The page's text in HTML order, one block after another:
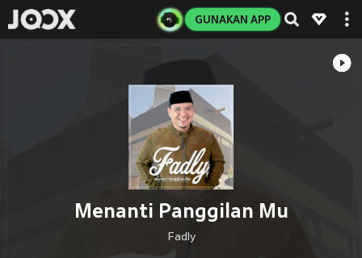
GUNAKAN APP
Menanti Panggilan Mu
Fadly